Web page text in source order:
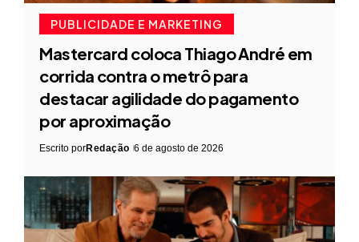
PUBLICIDADE E MARKETING
Mastercard coloca Thiago André em
corrida contra o metrô para
destacar agilidade do pagamento
por aproximação
Escrito porRedação 6 de agosto de 2026